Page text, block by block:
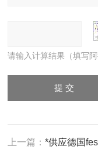
请输入计算结果（填写
上一篇：*供应德国